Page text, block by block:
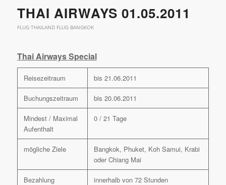
THAI AIRWAYS 01.05.2011
FLUG THAILAND FLUG BANGKOK
Thai Airways Special
Reisezeitraum bis 21.06.2011
Buchungszeitraum bis 20.06.2011
Mindest / Maximal
Aufenthalt
0 / 21 Tage
mögliche Ziele
Bangkok, Phuket, Koh Samui, Krabi
oder Chiang Mai
Bezahlung innerhalb von 72 Stunden